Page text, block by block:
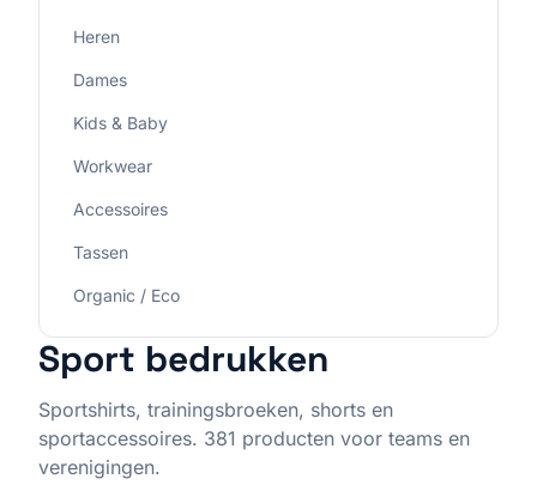
Heren
Dames
Kids & Baby
Workwear
Accessoires
Tassen
Organic / Eco
Sport bedrukken
Sportshirts, trainingsbroeken, shorts en
sportaccessoires. 381 producten voor teams en
verenigingen.